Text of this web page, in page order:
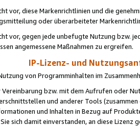
vor, diese Markenrichtlinien und die
oder überarbeiteter
vor, gegen jede unbefugte Nutzung bzw.
angemessene Maßnahmen zu ergreifen.
IP-Lizenz- und
von Programminhalten im
bzw. mit dem Aufrufen oder
und anderer Tools (zusammen
und Inhalten in Bezug auf
sich damit einverstanden, an diese Lizenz